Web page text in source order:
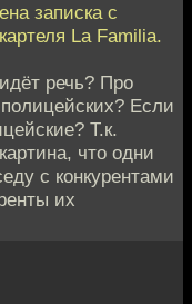
записка с
La Familia.
речь? Про
Если
Т.к.
что одни
с конкурентами
их